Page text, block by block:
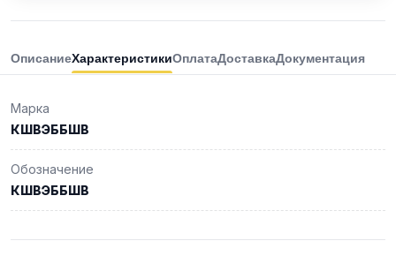
ОписаниеХарактеристикиОплатаДоставкаДокументация
Марка
КШВЭББШВ
Обозначение
КШВЭББШВ